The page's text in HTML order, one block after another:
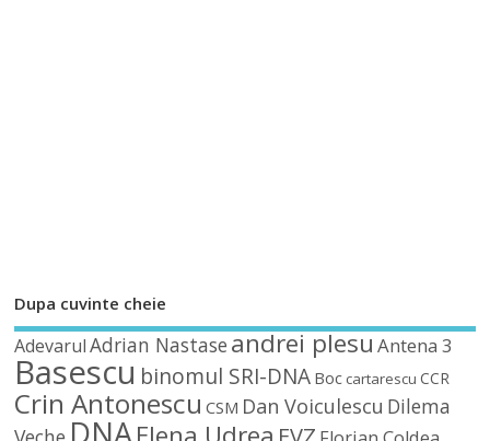
Dupa cuvinte cheie
Adevarul Adrian Nastaseandrei plesuAntena 3
Basescu binomul SRI-DNA Boc cartarescu CCR
Crin Antonescu CSM Dan Voiculescu Dilema
DNA